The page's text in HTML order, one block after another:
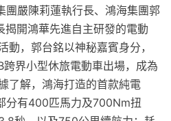
團嚴陳莉蓮執行長、鴻海集團郭
揭開鴻華先進自主研發的電動
動，郭台銘以神秘嘉賓身分，
界小型休旅電動車出場，成為
了解，鴻海打造的首款純電
分有400匹馬力及700Nm扭